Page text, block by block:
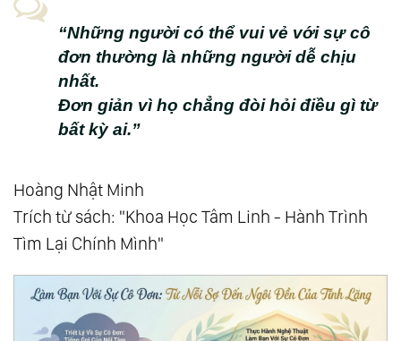
138.
139.Suy Ngẫm 38: Thượng Đế Ở Khắp Muôn
Nơi
140.Suy Ngẫm 39: Xã Hội Đại Đồng - Khi
Thiên Đường Trở Lại
142.Suy Ngẫm 40: Là Chính Mình - Hành
Trình Trở Về Tự Tính
143. Suy Ngẫm 41: Cả Thế Giới Này Được Tạo
Ra Chỉ Là: “Vì Bạn”
144.Suy Ngẫm 42: Đỉnh Cao Của Trí Tuệ
Chính Là Sự Đơn Giản
“Những người có thể vui vẻ với sự cô
đơn thường là những người dễ chịu
nhất.
Đơn giản vì họ chẳng đòi hỏi điều gì từ
bất kỳ ai.”
Hoàng Nhật Minh
Trích từ sách: "Khoa Học Tâm Linh - Hành Trình
Tìm Lại Chính Mình"